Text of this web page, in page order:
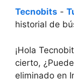
Tecnobits -
historial de
¡Hola
cierto,
eliminado en